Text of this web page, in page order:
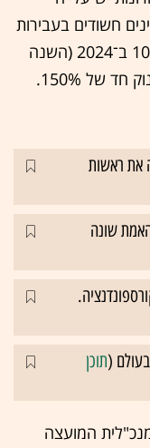
חשודים בעבירות
נגד חיי אדם: מ־44 תיקים ב־2019 ל־109 ב־2024 (השנה
של 150%.
את ראשות
שונה
(תוכן
המועצה